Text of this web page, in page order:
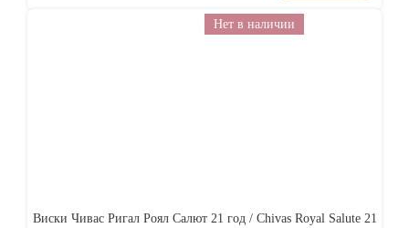
Нет в наличии
Виски Чивас Ригал Роял Салют 21 год / Chivas Royal Salute 21